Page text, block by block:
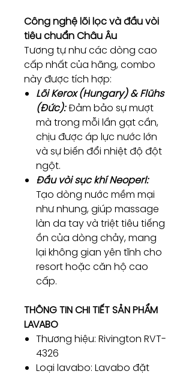
Công nghệ lõi lọc và đầu vòi
tiêu chuẩn Châu Âu
Tương tự như các dòng cao
cấp nhất của hãng, combo
này được tích hợp:
Lõi Kerox (Hungary) & Flühs
(Đức):Đảm bảo sự mượt
mà trong mỗi lần gạt cần,
chịu được áp lực nước lớn
và sự biến đổi nhiệt độ đột
ngột.
Đầu vòi sục khí Neoperl:
Tạo dòng nước mềm mại
như nhung, giúp massage
làn da tay và triệt tiêu tiếng
ồn của dòng chảy, mang
lại không gian yên tĩnh cho
resort hoặc căn hộ cao
cấp.
THÔNG TIN CHI TIẾT SẢN PHẨM
LAVABO
Thương hiệu: Rivington RVT-
4326
Loại lavabo: Lavabo đặt